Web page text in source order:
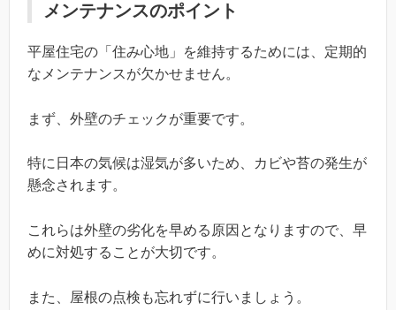
メンテナンスのポイント
平屋住宅の「住み心地」を維持するためには、定期的
なメンテナンスが欠かせません。
まず、外壁のチェックが重要です。
特に日本の気候は湿気が多いため、カビや苔の発生が
懸念されます。
これらは外壁の劣化を早める原因となりますので、早
めに対処することが大切です。
また、屋根の点検も忘れずに行いましょう。